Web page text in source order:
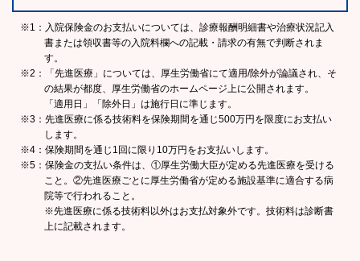
※1：入院保険金のお支払いについては、診療報酬明細書や治療状況記入
書または領収書等の入院料欄への記載・請求の有無で判断されま
す。
※2：「先進医療」については、厚生労働省にて適用/除外が論議され、そ
の結果が都度、厚生労働省のホームページ上に公開されます。
「適用日」「除外日」は施行日に準じます。
※3：先進医療に係る技術料を保険期間を通じ500万円を限度にお支払い
します。
※4：保険期間を通じ1回に限り10万円をお支払いします。
※5：保険金の支払い条件は、①厚生労働大臣が定める先進医療を受ける
こと。②先進医療ごとに厚生労働省が定める施設基準に適合する病
院等で行われること。
※先進医療に係る技術料以外はお支払対象外です。技術料は診断書
上に記載されます。